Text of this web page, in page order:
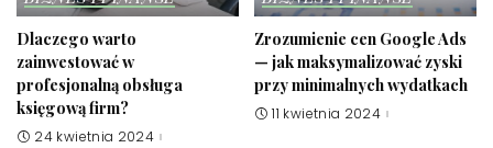
Dlaczego warto
zainwestować w
profesjonalną obsługa
księgową firm?
24 kwietnia 2024
Zrozumienie cen Google Ads
— jak maksymalizować zyski
przy minimalnych wydatkach
11 kwietnia 2024